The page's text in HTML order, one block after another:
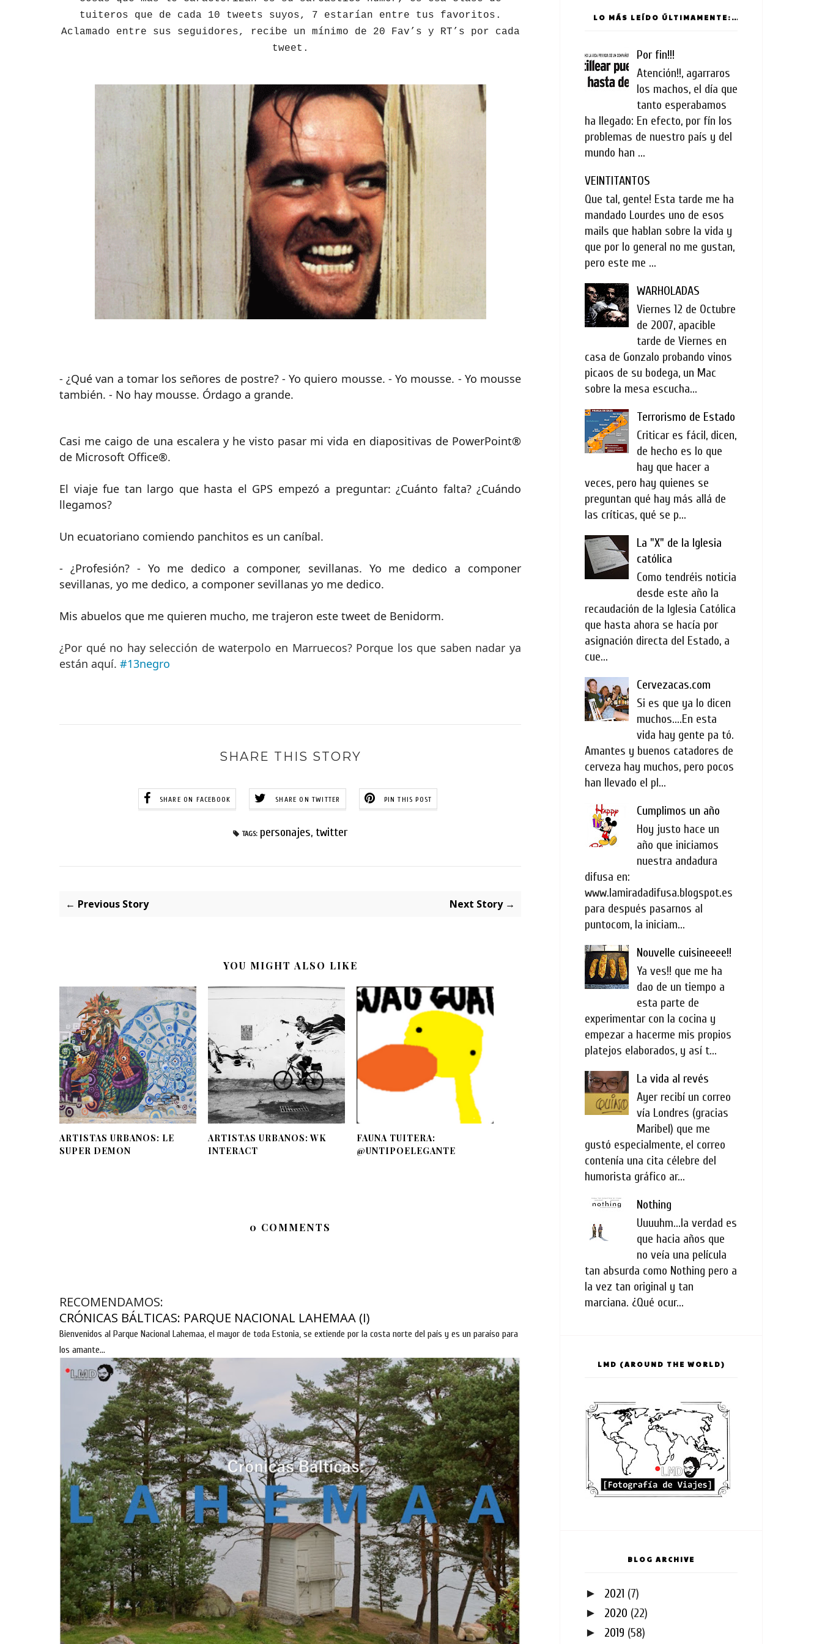
tuiteros que de cada 10 tweets suyos, 7 estarían entre tus favoritos.
Aclamado entre sus seguidores, recibe un mínimo de 20 Fav’s y RT’s por cada
tweet.
- ¿Qué van a tomar los señores de postre? - Yo quiero mousse. - Yo mousse. - Yo mousse
también. - No hay mousse. Órdago a grande.
Casi me caigo de una escalera y he visto pasar mi vida en diapositivas de PowerPoint®
de Microsoft Office®.
El viaje fue tan largo que hasta el GPS empezó a preguntar: ¿Cuánto falta? ¿Cuándo
llegamos?
Un ecuatoriano comiendo panchitos es un caníbal.
- ¿Profesión? - Yo me dedico a componer, sevillanas. Yo me dedico a componer
sevillanas, yo me dedico, a componer sevillanas yo me dedico.
Mis abuelos que me quieren mucho, me trajeron este tweet de Benidorm.
¿Por qué no hay selección de waterpolo en Marruecos? Porque los que saben nadar ya
están aquí. #13negro
SHARE THIS STORY
SHARE ON FACEBOOK SHARE ON TWITTER PIN THIS POST
TAGS: personajes, twitter
← Previous Story Next Story →
YOU MIGHT ALSO LIKE
ARTISTAS URBANOS: LE
SUPER DEMON
ARTISTAS URBANOS: WK
INTERACT
FAUNA TUITERA:
@UNTIPOELEGANTE
0 COMMENTS
RECOMENDAMOS:
CRÓNICAS BÁLTICAS: PARQUE NACIONAL LAHEMAA (I)
Bienvenidos al Parque Nacional Lahemaa, el mayor de toda Estonia, se extiende por la costa norte del país y es un paraíso para
los amante...
LO MÁS LEÍDO ÚLTIMAMENTE:
Por fin!!!
Atención!!, agarraros
los machos, el día que
tanto esperabamos
ha llegado: En efecto, por fín los
problemas de nuestro país y del
mundo han ...
VEINTITANTOS
Que tal, gente! Esta tarde me ha
mandado Lourdes uno de esos
mails que hablan sobre la vida y
que por lo general no me gustan,
pero este me ...
WARHOLADAS
Viernes 12 de Octubre
de 2007, apacible
tarde de Viernes en
casa de Gonzalo probando vinos
picaos de su bodega, un Mac
sobre la mesa escucha...
Terrorismo de Estado
Criticar es fácil, dicen,
de hecho es lo que
hay que hacer a
veces, pero hay quienes se
preguntan qué hay más allá de
las críticas, qué se p...
La "X" de la Iglesia
católica
Como tendréis noticia
desde este año la
recaudación de la Iglesia Católica
que hasta ahora se hacía por
asignación directa del Estado, a
cue...
Cervezacas.com
Si es que ya lo dicen
muchos....En esta
vida hay gente pa tó.
Amantes y buenos catadores de
cerveza hay muchos, pero pocos
han llevado el pl...
Cumplimos un año
Hoy justo hace un
año que iniciamos
nuestra andadura
difusa en:
www.lamiradadifusa.blogspot.es
para después pasarnos al
puntocom, la iniciam...
Nouvelle cuisineeee!!
Ya ves!! que me ha
dao de un tiempo a
esta parte de
experimentar con la cocina y
empezar a hacerme mis propios
platejos elaborados, y así t...
La vida al revés
Ayer recibí un correo
vía Londres (gracias
Maribel) que me
gustó especialmente, el correo
contenía una cita célebre del
humorista gráfico ar...
Nothing
Uuuuhm...la verdad es
que hacia años que
no veía una película
tan absurda como Nothing pero a
la vez tan original y tan
marciana. ¿Qué ocur...
LMD (AROUND THE WORLD)
BLOG ARCHIVE
► 2021 (7)
► 2020 (22)
► 2019 (58)